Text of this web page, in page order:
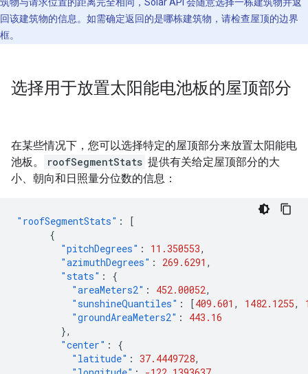
回该建筑物的信息。如需确定返回的是哪栋建筑物，请检查屋顶的边界
框。
选择用于放置太阳能电池板的屋顶部分
在某些情况下，您可以选择特定的屋顶部分来放置太阳能电
池板。
roofSegmentStats 提供有关给定屋顶部分的大
小、朝向和日照量分位数的信息：
"roofSegmentStats" :
[
{
"pitchDegrees" : 11.350553,
"azimuthDegrees" : 269.6291 ,
"stats" :
{
"areaMeters2" : 452.00052,
"sunshineQuantiles" : [409.601 , 1482.1255,
"groundAreaMeters2" :
443.16
},
"center" :
{
"latitude" : 37.4449728,